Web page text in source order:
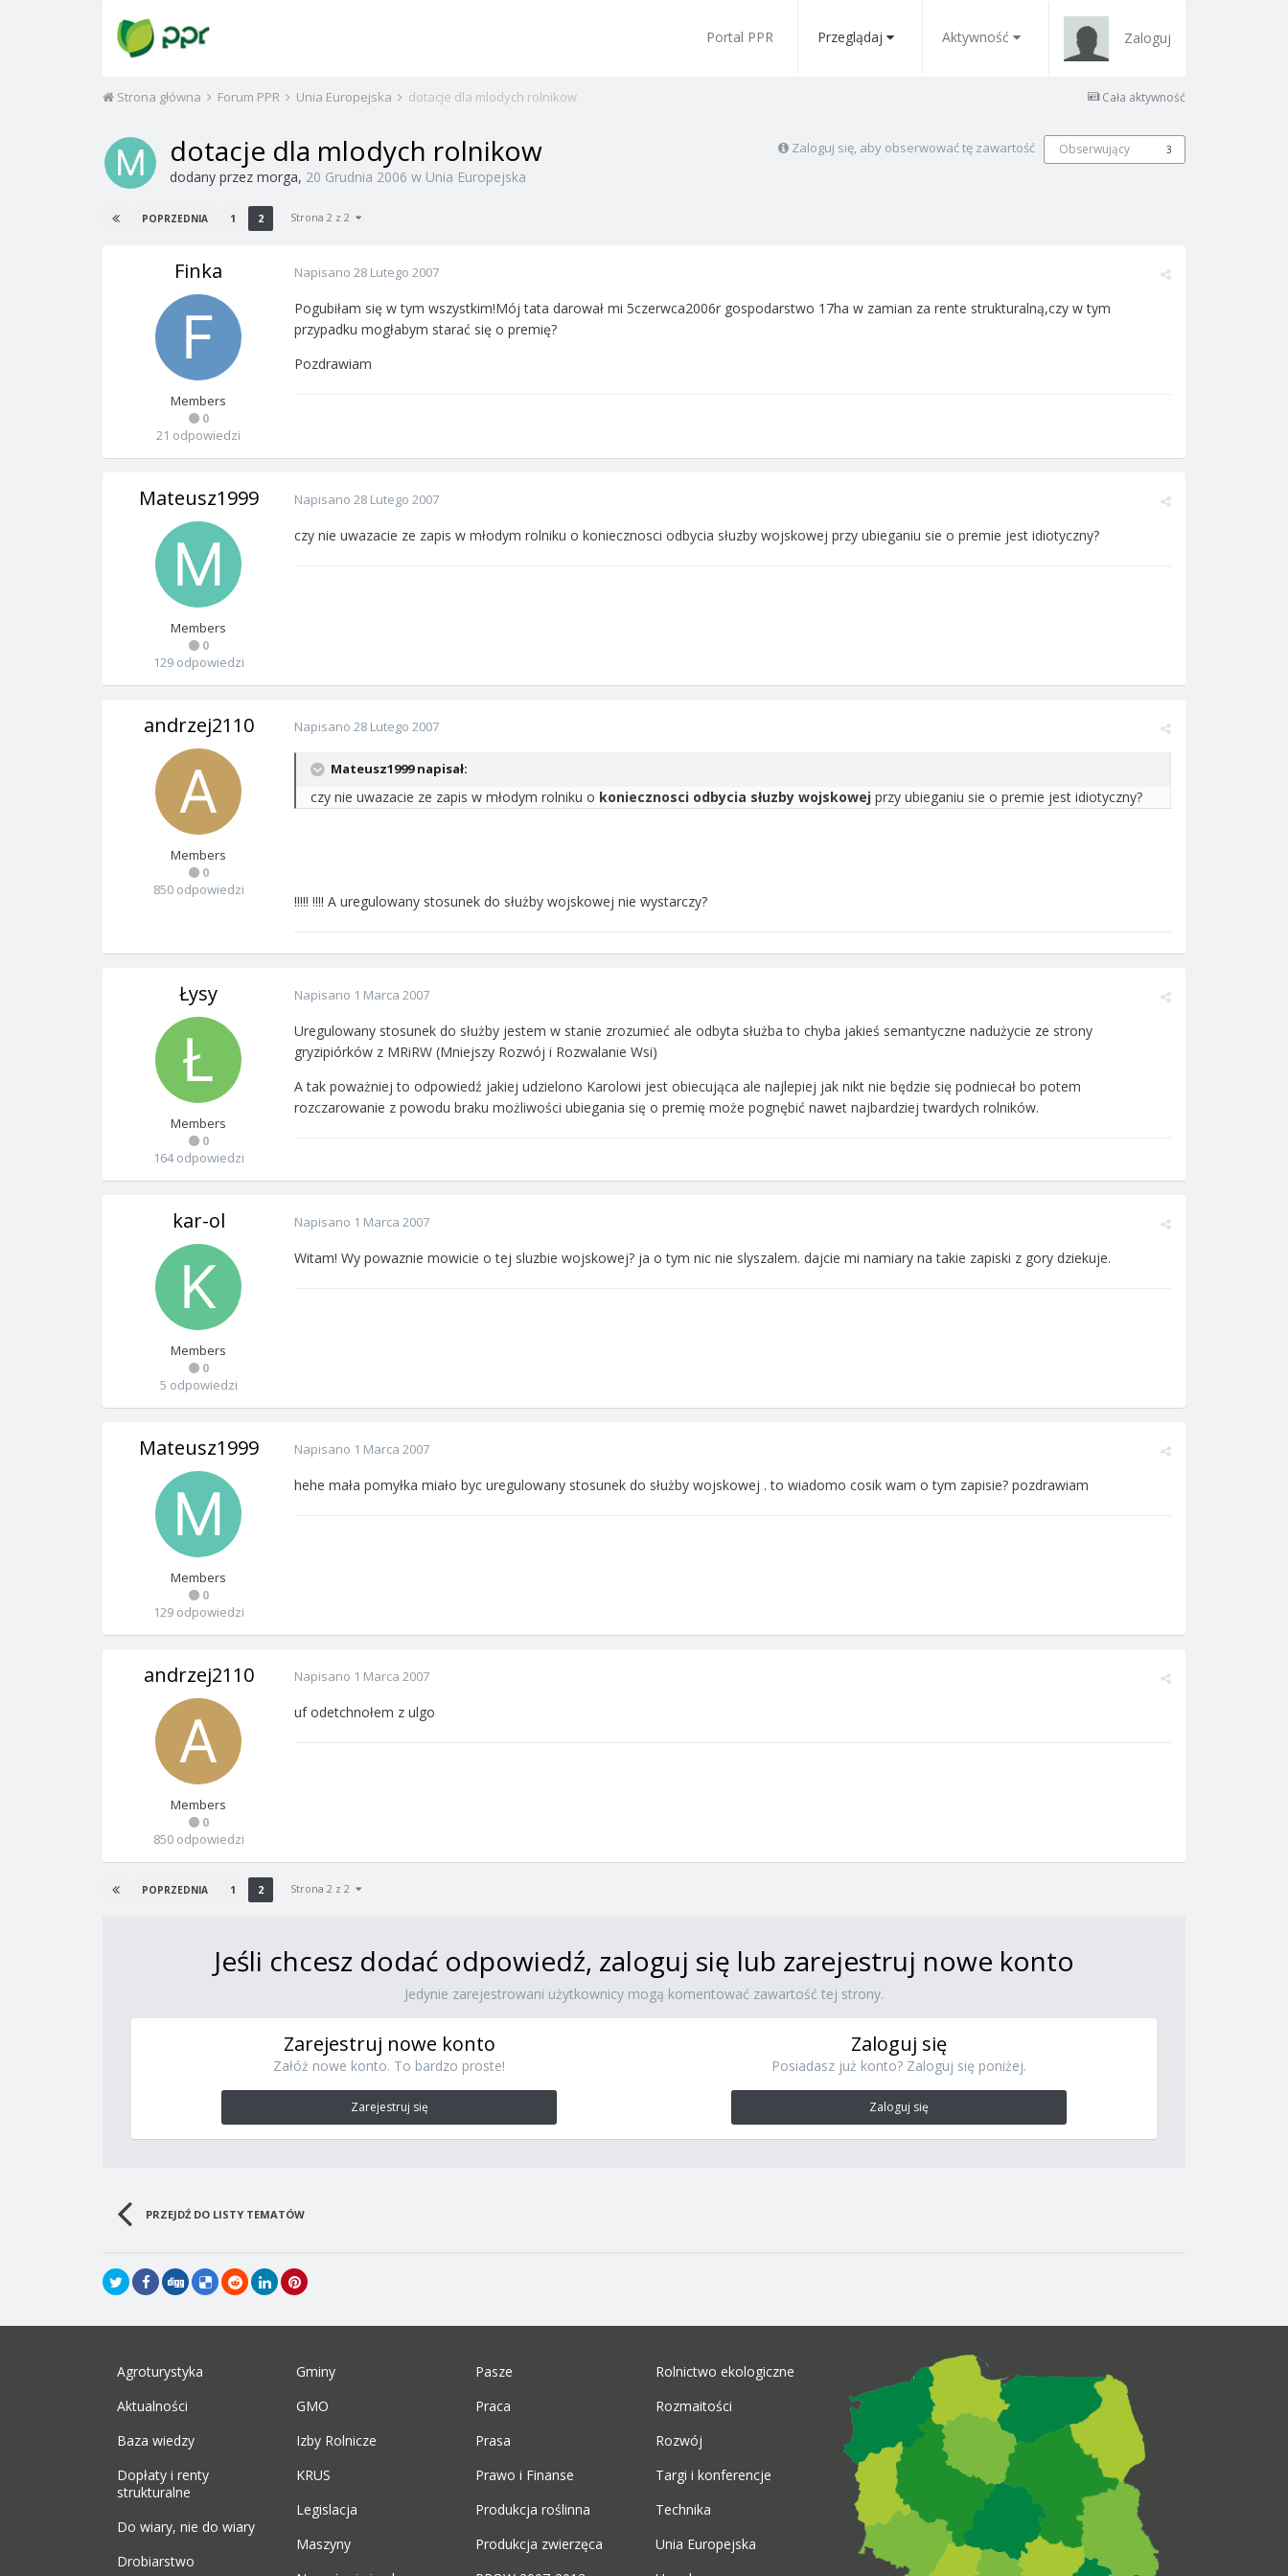
Portal PPR Przeglądaj Aktywność Zaloguj
Cała aktywność
Strona główna Forum PPR Unia Europejska dotacje dla mlodych rolnikow
Zaloguj się, aby obserwować tę zawartość Obserwujący 3
dotacje dla mlodych rolnikow
dodany przez morga, 20 Grudnia 2006 w Unia Europejska
POPRZEDNIA 1 2 Strona 2 z 2
Finka
Members
0
21 odpowiedzi
Napisano 28 Lutego 2007
Pogubiłam się w tym wszystkim!Mój tata darował mi 5czerwca2006r gospodarstwo 17ha w zamian za rente strukturalną,czy w tym
przypadku mogłabym starać się o premię?
Pozdrawiam
Mateusz1999
Members
0
129 odpowiedzi
Napisano 28 Lutego 2007
czy nie uwazacie ze zapis w młodym rolniku o koniecznosci odbycia słuzby wojskowej przy ubieganiu sie o premie jest idiotyczny?
andrzej2110
Members
0
850 odpowiedzi
Napisano 28 Lutego 2007
Mateusz1999 napisał:
czy nie uwazacie ze zapis w młodym rolniku o koniecznosci odbycia słuzby wojskowej przy ubieganiu sie o premie jest idiotyczny?
!!!!! !!!! A uregulowany stosunek do służby wojskowej nie wystarczy?
Łysy
Members
0
164 odpowiedzi
Napisano 1 Marca 2007
Uregulowany stosunek do służby jestem w stanie zrozumieć ale odbyta służba to chyba jakieś semantyczne nadużycie ze strony
gryzipiórków z MRiRW (Mniejszy Rozwój i Rozwalanie Wsi)
A tak poważniej to odpowiedź jakiej udzielono Karolowi jest obiecująca ale najlepiej jak nikt nie będzie się podniecał bo potem
rozczarowanie z powodu braku możliwości ubiegania się o premię może pognębić nawet najbardziej twardych rolników.
kar-ol
Members
0
5 odpowiedzi
Napisano 1 Marca 2007
Witam! Wy powaznie mowicie o tej sluzbie wojskowej? ja o tym nic nie slyszalem. dajcie mi namiary na takie zapiski z gory dziekuje.
Mateusz1999
Members
0
129 odpowiedzi
Napisano 1 Marca 2007
hehe mała pomyłka miało byc uregulowany stosunek do służby wojskowej . to wiadomo cosik wam o tym zapisie? pozdrawiam
andrzej2110
Members
0
850 odpowiedzi
Napisano 1 Marca 2007
uf odetchnołem z ulgo
POPRZEDNIA 1 2 Strona 2 z 2
Jeśli chcesz dodać odpowiedź, zaloguj się lub zarejestruj nowe konto
Jedynie zarejestrowani użytkownicy mogą komentować zawartość tej strony.
Zarejestruj nowe konto
Załóż nowe konto. To bardzo proste!
Zarejestruj się
Zaloguj się
Posiadasz już konto? Zaloguj się poniżej.
Zaloguj się
PRZEJDŹ DO LISTY TEMATÓW
Agroturystyka
Aktualności
Baza wiedzy
Dopłaty i renty
strukturalne
Do wiary, nie do wiary
Drobiarstwo
Gminy
GMO
Izby Rolnicze
KRUS
Legislacja
Maszyny
Pasze
Praca
Prasa
Prawo i Finanse
Produkcja roślinna
Produkcja zwierzęca
Rolnictwo ekologiczne
Rozmaitości
Rozwój
Targi i konferencje
Technika
Unia Europejska